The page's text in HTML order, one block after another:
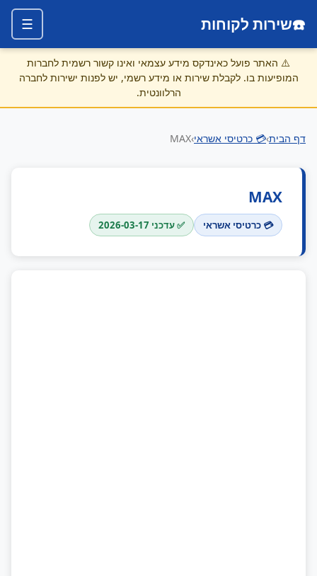
☎️שירות לקוחות ☰
⚠️ האתר פועל כאינדקס מידע עצמאי ואינו קשור רשמית לחברות
המופיעות בו. לקבלת שירות או מידע רשמי, יש לפנות ישירות לחברה
הרלוונטית.
דף הבית›💳 כרטיסי אשראי›
MAX
MAX
💳 כרטיסי אשראי ✅ עדכני 2026-03-17